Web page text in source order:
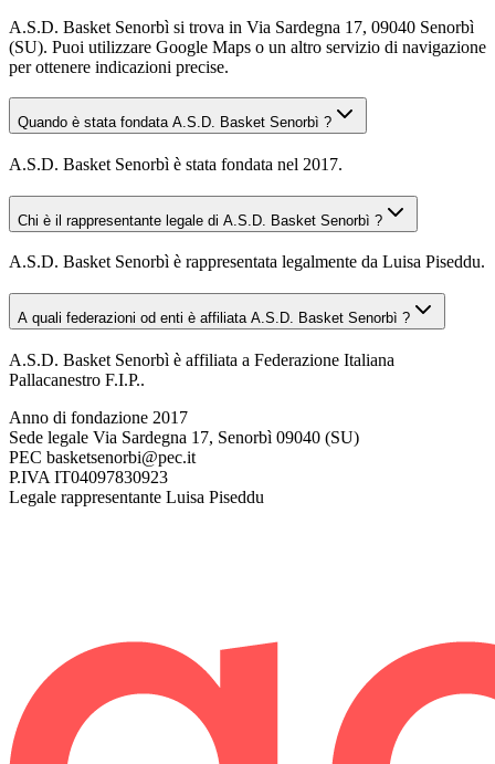
A.S.D. Basket Senorbì si trova in Via Sardegna 17, 09040 Senorbì
(SU). Puoi utilizzare Google Maps o un altro servizio di navigazione
per ottenere indicazioni precise.
Quando è stata fondata A.S.D. Basket Senorbì ?
A.S.D. Basket Senorbì è stata fondata nel 2017.
Chi è il rappresentante legale di A.S.D. Basket Senorbì ?
A.S.D. Basket Senorbì è rappresentata legalmente da Luisa Piseddu.
A quali federazioni od enti è affiliata A.S.D. Basket Senorbì ?
A.S.D. Basket Senorbì è affiliata a Federazione Italiana
Pallacanestro F.I.P..
Anno di fondazione 2017
Sede legale Via Sardegna 17, Senorbì 09040 (SU)
PEC basketsenorbi@pec.it
P.IVA IT04097830923
Legale rappresentante Luisa Piseddu